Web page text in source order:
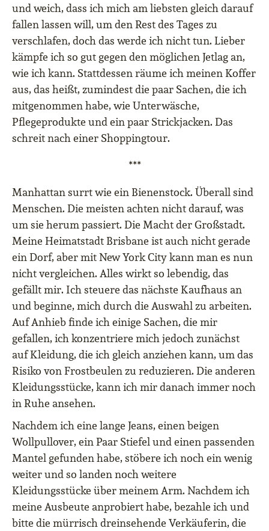
und weich, dass ich mich am liebsten gleich darauf
fallen lassen will, um den Rest des Tages zu
verschlafen, doch das werde ich nicht tun. Lieber
kämpfe ich so gut gegen den möglichen Jetlag an,
wie ich kann. Stattdessen räume ich meinen Koffer
aus, das heißt, zumindest die paar Sachen, die ich
mitgenommen habe, wie Unterwäsche,
Pflegeprodukte und ein paar Strickjacken. Das
schreit nach einer Shoppingtour.
***
Manhattan surrt wie ein Bienenstock. Überall sind
Menschen. Die meisten achten nicht darauf, was
um sie herum passiert. Die Macht der Großstadt.
Meine Heimatstadt Brisbane ist auch nicht gerade
ein Dorf, aber mit New York City kann man es nun
nicht vergleichen. Alles wirkt so lebendig, das
gefällt mir. Ich steuere das nächste Kaufhaus an
und beginne, mich durch die Auswahl zu arbeiten.
Auf Anhieb finde ich einige Sachen, die mir
gefallen, ich konzentriere mich jedoch zunächst
auf Kleidung, die ich gleich anziehen kann, um das
Risiko von Frostbeulen zu reduzieren. Die anderen
Kleidungsstücke, kann ich mir danach immer noch
in Ruhe ansehen.
Nachdem ich eine lange Jeans, einen beigen
Wollpullover, ein Paar Stiefel und einen passenden
Mantel gefunden habe, stöbere ich noch ein wenig
weiter und so landen noch weitere
Kleidungsstücke über meinem Arm. Nachdem ich
meine Ausbeute anprobiert habe, bezahle ich und
bitte die mürrisch dreinsehende Verkäuferin, die